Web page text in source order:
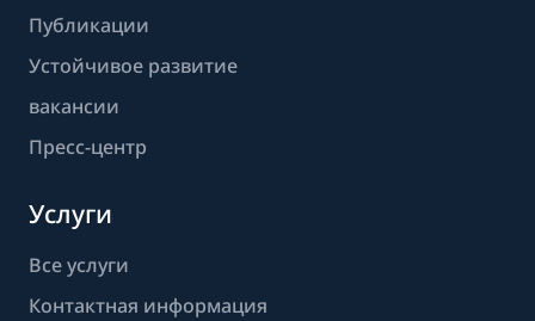
Публикации
Устойчивое развитие
вакансии
Пресс-центр
Услуги
Все услуги
Контактная информация